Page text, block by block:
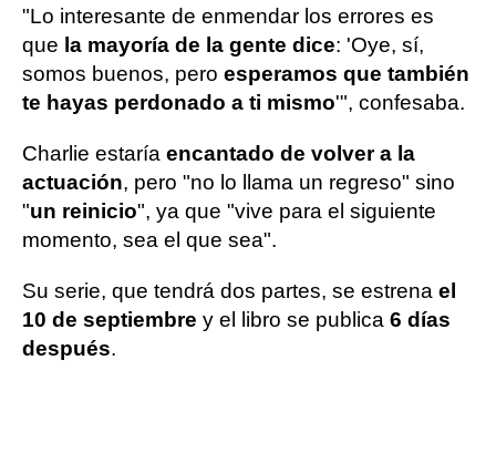
"Lo interesante de enmendar los errores es
que la mayoría de la gente dice: 'Oye, sí,
somos buenos, pero esperamos que también
te hayas perdonado a ti mismo'", confesaba.
Charlie estaría encantado de volver a la
actuación, pero "no lo llama un regreso" sino
"un reinicio", ya que "vive para el siguiente
momento, sea el que sea".
Su serie, que tendrá dos partes, se estrena el
10 de septiembre y el libro se publica 6 días
después.